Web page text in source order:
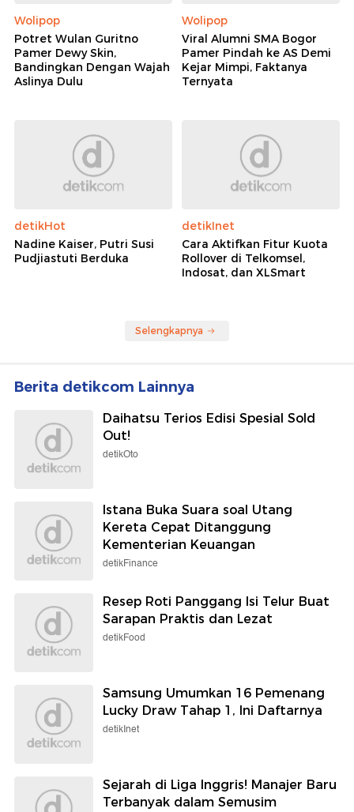
Wolipop
Potret Wulan Guritno
Pamer Dewy Skin,
Bandingkan Dengan Wajah
Aslinya Dulu
Wolipop
Viral Alumni SMA Bogor
Pamer Pindah ke AS Demi
Kejar Mimpi, Faktanya
Ternyata
detikHot
Nadine Kaiser, Putri Susi
Pudjiastuti Berduka
detikInet
Cara Aktifkan Fitur Kuota
Rollover di Telkomsel,
Indosat, dan XLSmart
Selengkapnya
Berita detikcom Lainnya
Daihatsu Terios Edisi Spesial Sold
Out!
detikOto
Istana Buka Suara soal Utang
Kereta Cepat Ditanggung
Kementerian Keuangan
detikFinance
Resep Roti Panggang Isi Telur Buat
Sarapan Praktis dan Lezat
detikFood
Samsung Umumkan 16 Pemenang
Lucky Draw Tahap 1, Ini Daftarnya
detikInet
Sejarah di Liga Inggris! Manajer Baru
Terbanyak dalam Semusim